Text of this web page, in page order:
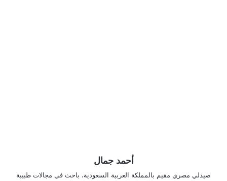
أحمد جمال
صيدلي مصري مقيم بالمملكة العربية السعودية، باحث في مجالات طبيبة